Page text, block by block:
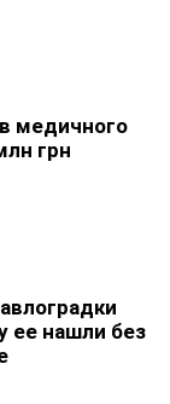
медичного
грн
ее нашли без